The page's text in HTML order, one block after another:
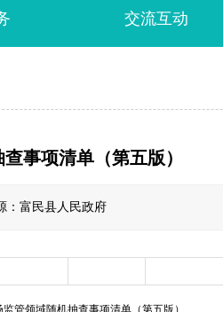
交流互动
事项清单（第五版）
富民县人民政府
管领域随机抽查事项清单（第五版）